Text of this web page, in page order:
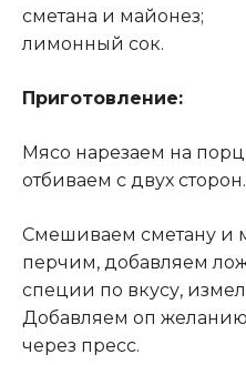
сметана и майонез;
лимонный сок.
Приготовление:
Мясо нарезаем на
отбиваем с двух сторон.
Смешиваем сметану и
перчим, добавляем
специи по вкусу,
Добавляем оп
через пресс.